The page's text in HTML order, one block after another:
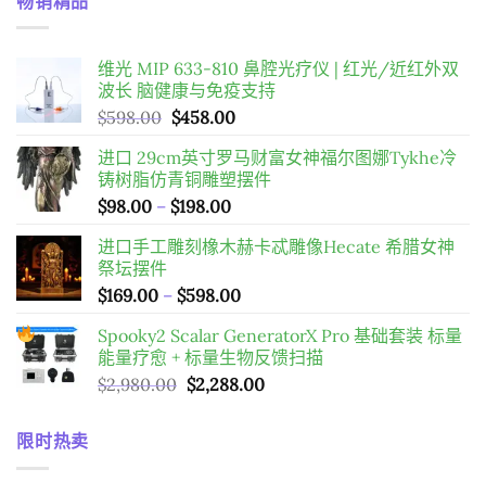
到
$1,759.85
维光 MIP 633-810 鼻腔光疗仪 | 红光/近红外双
波长 脑健康与免疫支持
$598.00 原
價
格：
$598.00。
$458.00目
價
格：
进口 29cm英寸罗马财富女神福尔图娜Tykhe冷
铸树脂仿青铜雕塑摆件
$98.00 – $198.00價
範
$98.00
$198.00
进口手工雕刻橡木赫卡忒雕像Hecate 希腊女神
祭坛摆件
$169.00 – $598.00價
範
圍：
$169.00
Spooky2 Scalar GeneratorX Pro 基础套装 标量
能量疗愈 + 标量生物反馈扫描
$2,980.00 原
$2,288.00目
限时热卖